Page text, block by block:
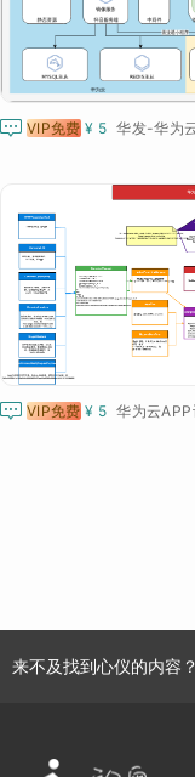
 VIP免费 ¥ 5 华发-华为
 VIP免费 ¥ 5 华为云APP
来不及找到心仪的内容